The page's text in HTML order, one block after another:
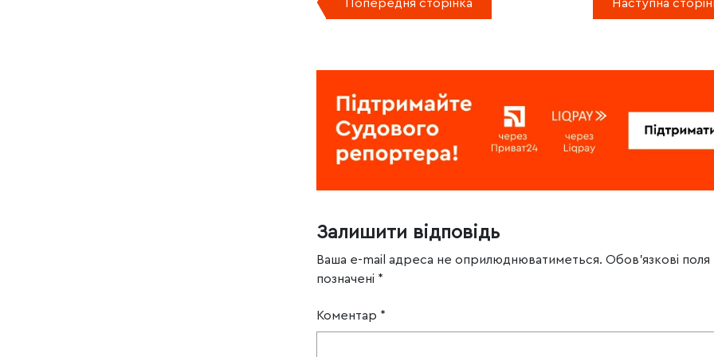
Попередня сторінка Наступна
Залишити відповідь
Ваша e-mail адреса не оприлюднюватиметься. Обов’язкові поля
позначені *
Коментар *